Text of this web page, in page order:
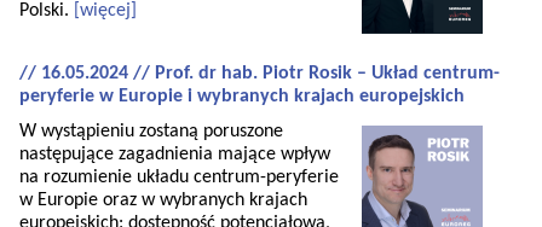
Polski.
[więcej]
// 16.05.2024 // Prof. dr hab. Piotr Rosik – Układ centrum-
peryferie w Europie i wybranych krajach europejskich
W wystąpieniu zostaną poruszone
następujące zagadnienia mające wpływ
na rozumienie układu centrum-peryferie
w Europie oraz w wybranych krajach